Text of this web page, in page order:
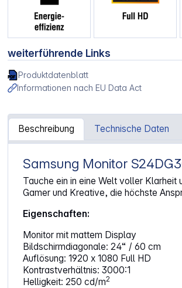
weiterführende Links
Produktdatenblatt
Informationen nach EU Data Act
Beschreibung Technische Daten
Artikelinformationen "Samsung
Samsung Monitor
Tauche ein in eine Welt voller
Gamer und Kreative, die höchste
Eigenschaften:
Monitor mit mattem Display
Bildschirmdiagonale: 24“ / 60 cm
Auflösung: 1920 x 1080 Full HD
Kontrastverhältnis: 3000:1
Helligkeit: 250 cd/m2